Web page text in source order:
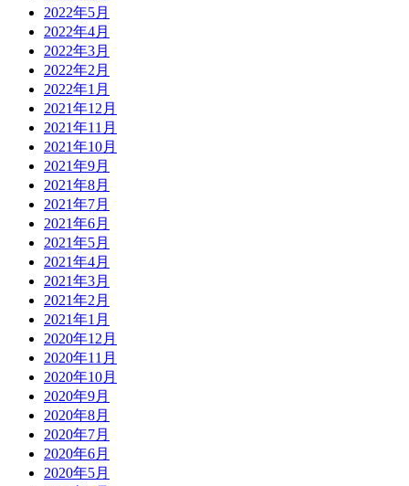
2022年5月
2022年4月
2022年3月
2022年2月
2022年1月
2021年12月
2021年11月
2021年10月
2021年9月
2021年8月
2021年7月
2021年6月
2021年5月
2021年4月
2021年3月
2021年2月
2021年1月
2020年12月
2020年11月
2020年10月
2020年9月
2020年8月
2020年7月
2020年6月
2020年5月